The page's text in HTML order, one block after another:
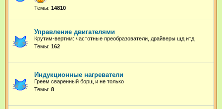
Темы: 14810
Управление двигателями
Крутим-вертим: частотные преобразователи, драйверы шд итд
Темы: 162
Индукционные нагреватели
Греем сваренный борщ и не только
Темы: 8